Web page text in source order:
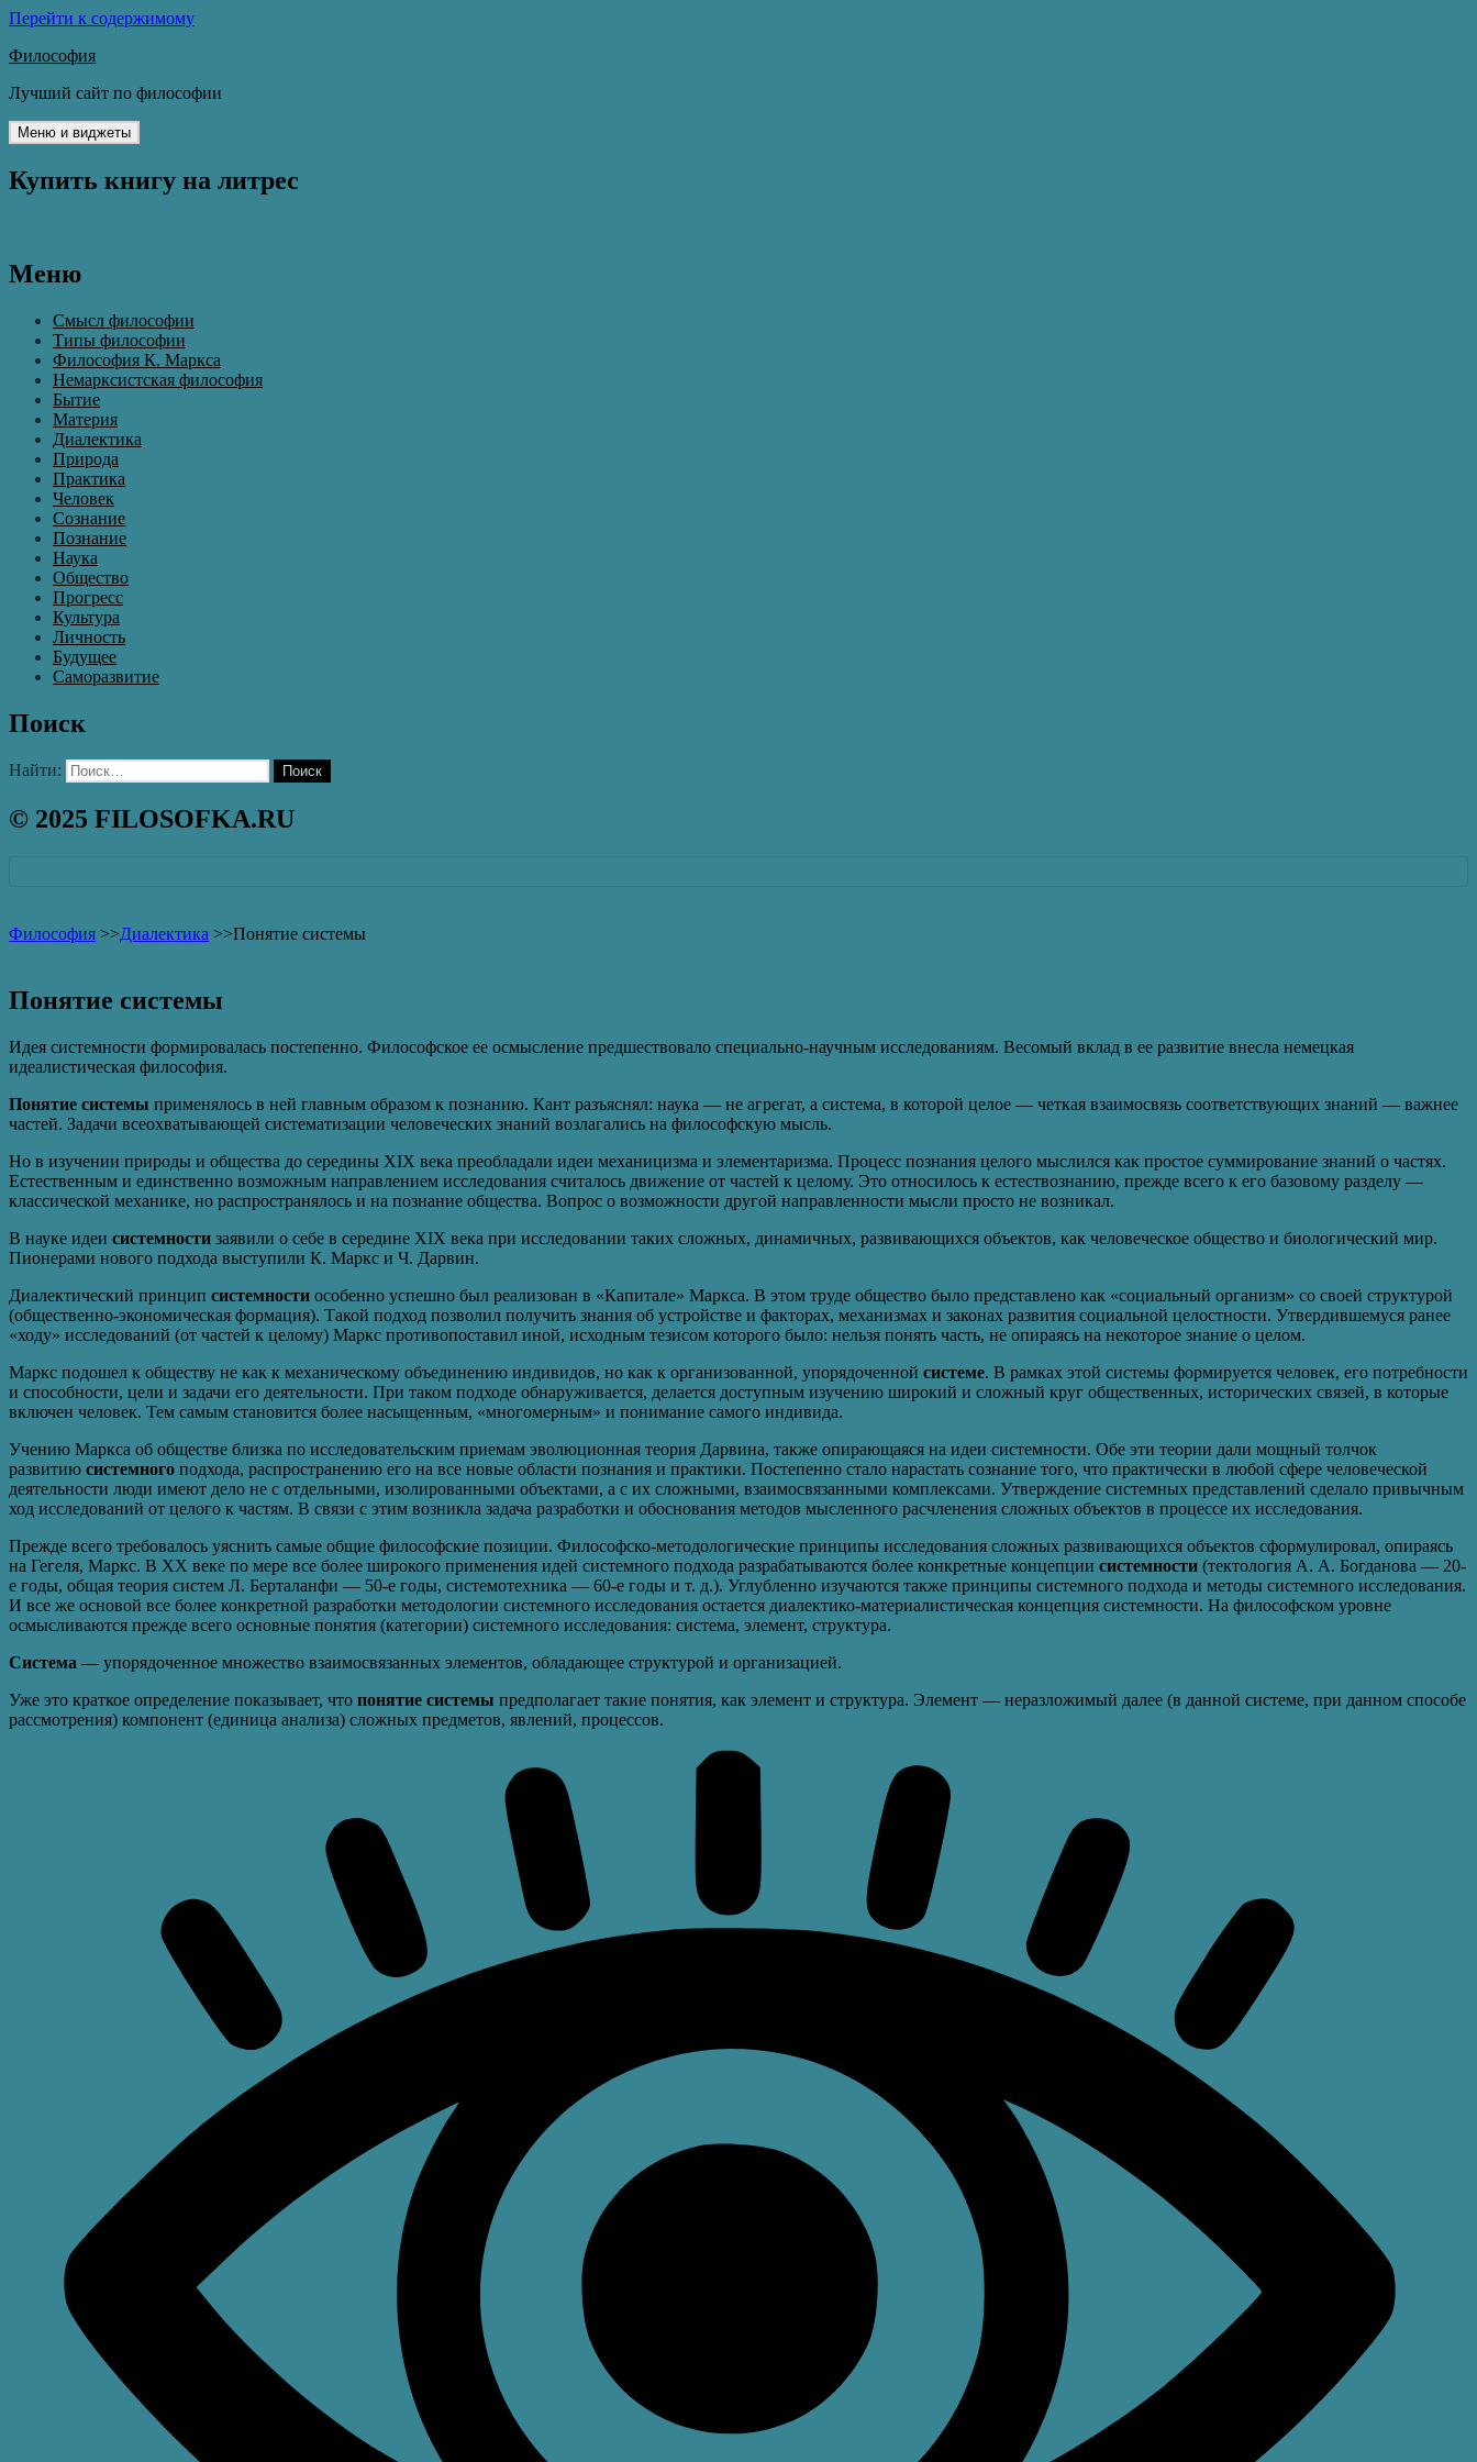
Перейти к содержимому
Философия
Лучший сайт по философии
Меню и виджеты
Купить книгу на литрес
Меню
Смысл философии
Типы философии
Философия К. Маркса
Немарксистская философия
Бытие
Материя
Диалектика
Природа
Практика
Человек
Сознание
Познание
Наука
Общество
Прогресс
Культура
Личность
Будущее
Саморазвитие
Поиск
Найти:
© 2025 FILOSOFKA.RU
Философия >>Диалектика >>Понятие системы
Понятие системы
Идея системности формировалась постепенно. Философское ее осмысление предшествовало специально-научным исследованиям. Весомый вклад в ее развитие внесла немецкая
идеалистическая философия.
Понятие системы применялось в ней главным образом к познанию. Кант разъяснял: наука — не агрегат, а система, в которой целое — четкая взаимосвязь соответствующих знаний — важнее
частей. Задачи всеохватывающей систематизации человеческих знаний возлагались на философскую мысль.
Но в изучении природы и общества до середины XIX века преобладали идеи механицизма и элементаризма. Процесс познания целого мыслился как простое суммирование знаний о частях.
Естественным и единственно возможным направлением исследования считалось движение от частей к целому. Это относилось к естествознанию, прежде всего к его базовому разделу —
классической механике, но распространялось и на познание общества. Вопрос о возможности другой направленности мысли просто не возникал.
В науке идеи системности заявили о себе в середине XIX века при исследовании таких сложных, динамичных, развивающихся объектов, как человеческое общество и биологический мир.
Пионерами нового подхода выступили К. Маркс и Ч. Дарвин.
Диалектический принцип системности особенно успешно был реализован в «Капитале» Маркса. В этом труде общество было представлено как «социальный организм» со своей структурой
(общественно-экономическая формация). Такой подход позволил получить знания об устройстве и факторах, механизмах и законах развития социальной целостности. Утвердившемуся ранее
«ходу» исследований (от частей к целому) Маркс противопоставил иной, исходным тезисом которого было: нельзя понять часть, не опираясь на некоторое знание о целом.
Маркс подошел к обществу не как к механическому объединению индивидов, но как к организованной, упорядоченной системе. В рамках этой системы формируется человек, его потребности
и способности, цели и задачи его деятельности. При таком подходе обнаруживается, делается доступным изучению широкий и сложный круг общественных, исторических связей, в которые
включен человек. Тем самым становится более насыщенным, «многомерным» и понимание самого индивида.
Учению Маркса об обществе близка по исследовательским приемам эволюционная теория Дарвина, также опирающаяся на идеи системности. Обе эти теории дали мощный толчок
развитию системного подхода, распространению его на все новые области познания и практики. Постепенно стало нарастать сознание того, что практически в любой сфере человеческой
деятельности люди имеют дело не с отдельными, изолированными объектами, а с их сложными, взаимосвязанными комплексами. Утверждение системных представлений сделало привычным
ход исследований от целого к частям. В связи с этим возникла задача разработки и обоснования методов мысленного расчленения сложных объектов в процессе их исследования.
Прежде всего требовалось уяснить самые общие философские позиции. Философско-методологические принципы исследования сложных развивающихся объектов сформулировал, опираясь
на Гегеля, Маркс. В XX веке по мере все более широкого применения идей системного подхода разрабатываются более конкретные концепции системности (тектология А. А. Богданова — 20-
е годы, общая теория систем Л. Берталанфи — 50-е годы, системотехника — 60-е годы и т. д.). Углубленно изучаются также принципы системного подхода и методы системного исследования.
И все же основой все более конкретной разработки методологии системного исследования остается диалектико-материалистическая концепция системности. На философском уровне
осмысливаются прежде всего основные понятия (категории) системного исследования: система, элемент, структура.
Система — упорядоченное множество взаимосвязанных элементов, обладающее структурой и организацией.
Уже это краткое определение показывает, что понятие системы предполагает такие понятия, как элемент и структура. Элемент — неразложимый далее (в данной системе, при данном способе
рассмотрения) компонент (единица анализа) сложных предметов, явлений, процессов.